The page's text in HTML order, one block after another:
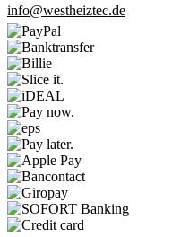
info@westheiztec.de